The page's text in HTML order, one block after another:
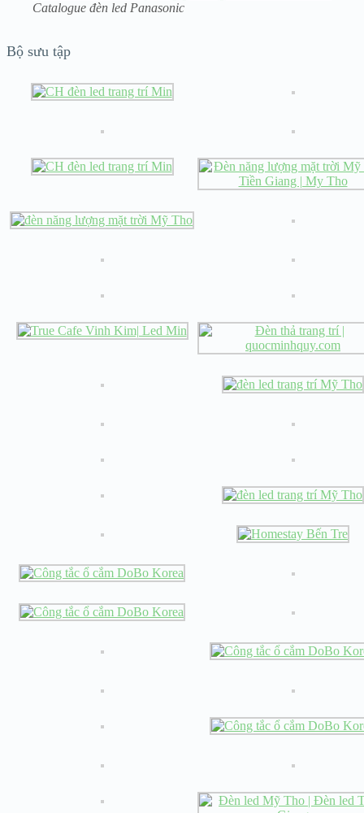
Catalogue đèn led Panasonic
Bộ sưu tập